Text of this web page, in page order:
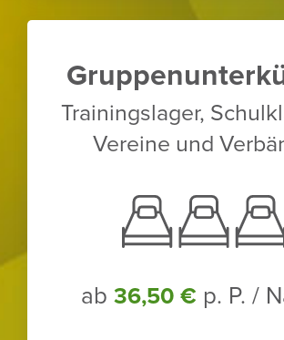
Trai­nings­lager,
Vereine und
ab 36,50 € p. P. /